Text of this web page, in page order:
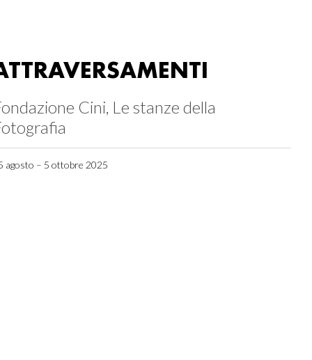
Cini, Le stanze della
agosto – 5 ottobre 2025